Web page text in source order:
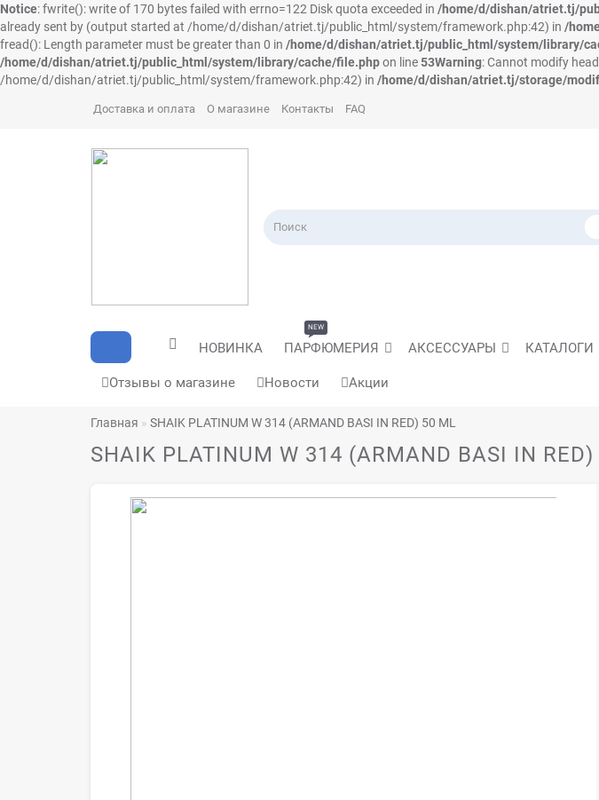
Notice: fwrite(): write of 170 bytes failed with errno=122 Disk quota exceeded in /home/d/dishan/atriet.tj/
already sent by (output started at /home/d/dishan/atriet.tj/public_html/system/framework.php:42) in /
fread(): Length parameter must be greater than 0 in /home/d/dishan/atriet.tj/public_html/system/library/
/home/d/dishan/atriet.tj/public_html/system/library/cache/file.phpon line53Warning: Cannot modify
/home/d/dishan/atriet.tj/public_html/system/framework.php:42) in /home/d/dishan/atriet.tj/storage/
Доставка и оплата О магазине Контакты FAQ
НОВИНКА ПАРФЮМЕРИЯ
NEW
АКСЕССУАРЫ КАТАЛОГИ
Отзывы о магазине Новости Акции
Главная SHAIK PLATINUM W 314 (ARMAND BASI IN RED) 50 ML
SHAIK PLATINUM W 314 (ARMAND BASI IN